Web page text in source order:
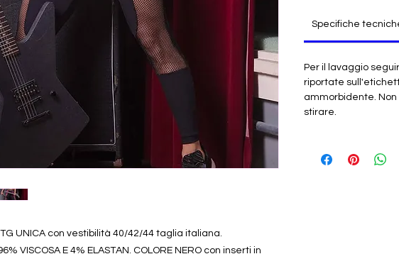
UNICA con vestibilità 40/42/44 taglia italiana.
VISCOSA E 4% ELASTAN. COLORE NERO con inserti in
Specifiche
Per il lavaggio
riportate
ammorbidente.
stirare.